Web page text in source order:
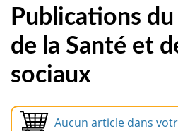
Publications
de la Santé et
sociaux
Aucun article dans